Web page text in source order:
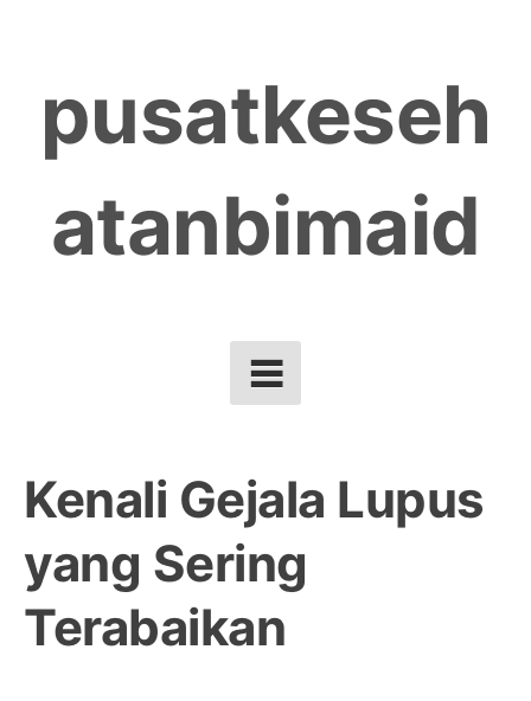
content
pusatkeseh
atanbimaid
Kenali Gejala Lupus
yang Sering
Terabaikan